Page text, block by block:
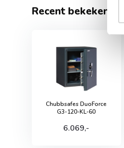
Recent bekeken
Chubbsafes DuoForce
G3-120-KL-60
6.069,-